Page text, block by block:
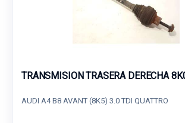
TRANSMISION TRASERA DERECHA
AUDI A4 B8 AVANT (8K5) 3.0 TDI QUATTRO